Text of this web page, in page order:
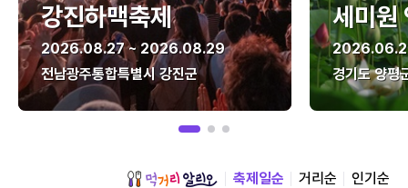
강진하맥축제
2026.08.27 ~ 2026.08.29
전남광주통합특별시 강진군
세미원
경기도 양평
축제일순 거리순 인기순